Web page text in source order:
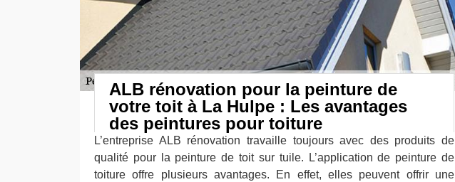
ALB rénovation pour la peinture de
votre toit à La Hulpe : Les avantages
des peintures pour toiture
L’entreprise ALB rénovation travaille toujours avec des produits de
qualité pour la peinture de toit sur tuile. L’application de peinture de
toiture offre plusieurs avantages. En effet, elles peuvent offrir une